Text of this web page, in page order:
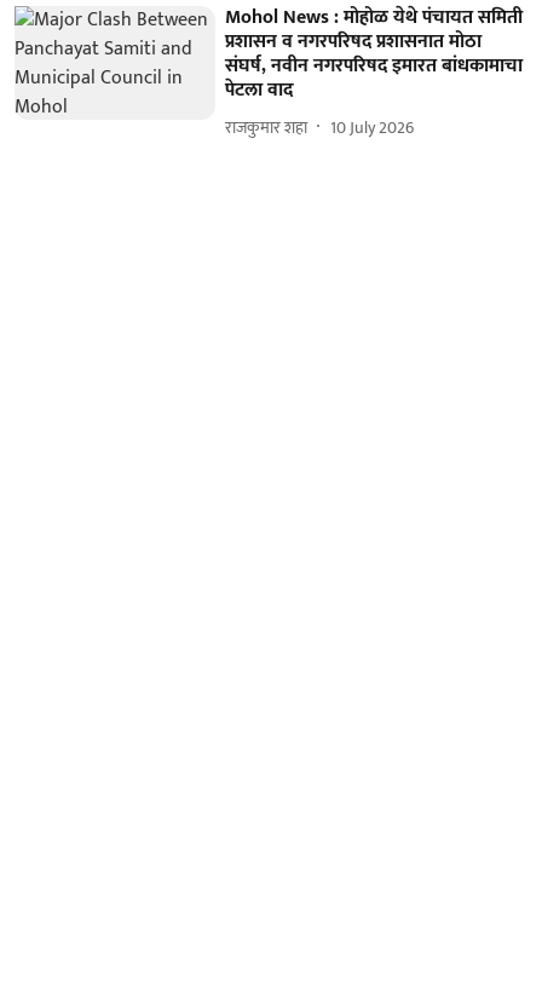
Mohol News : मोहोळ येथे पंचायत समिती
प्रशासन व नगरपरिषद प्रशासनात मोठा
संघर्ष, नवीन नगरपरिषद इमारत बांधकामाचा
पेटला वाद
राजकुमार शहा 10 July 2026